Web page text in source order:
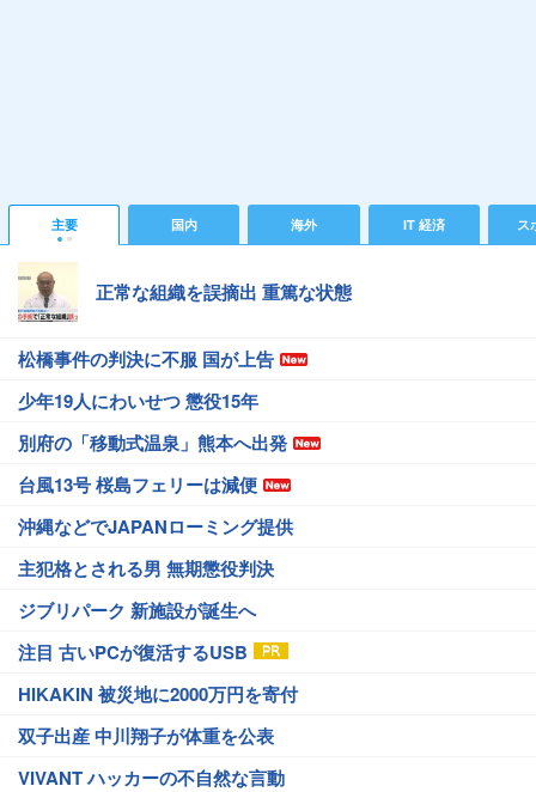
主要 国内 海外 IT 経済 ス
正常な組織を誤摘出 重篤な状態
松橋事件の判決に不服 国が上告
少年19人にわいせつ 懲役15年
別府の「移動式温泉」熊本へ出発
台風13号 桜島フェリーは減便
沖縄などでJAPANローミング提供
主犯格とされる男 無期懲役判決
ジブリパーク 新施設が誕生へ
注目 古いPCが復活するUSB
HIKAKIN 被災地に2000万円を寄付
双子出産 中川翔子が体重を公表
VIVANT ハッカーの不自然な言動